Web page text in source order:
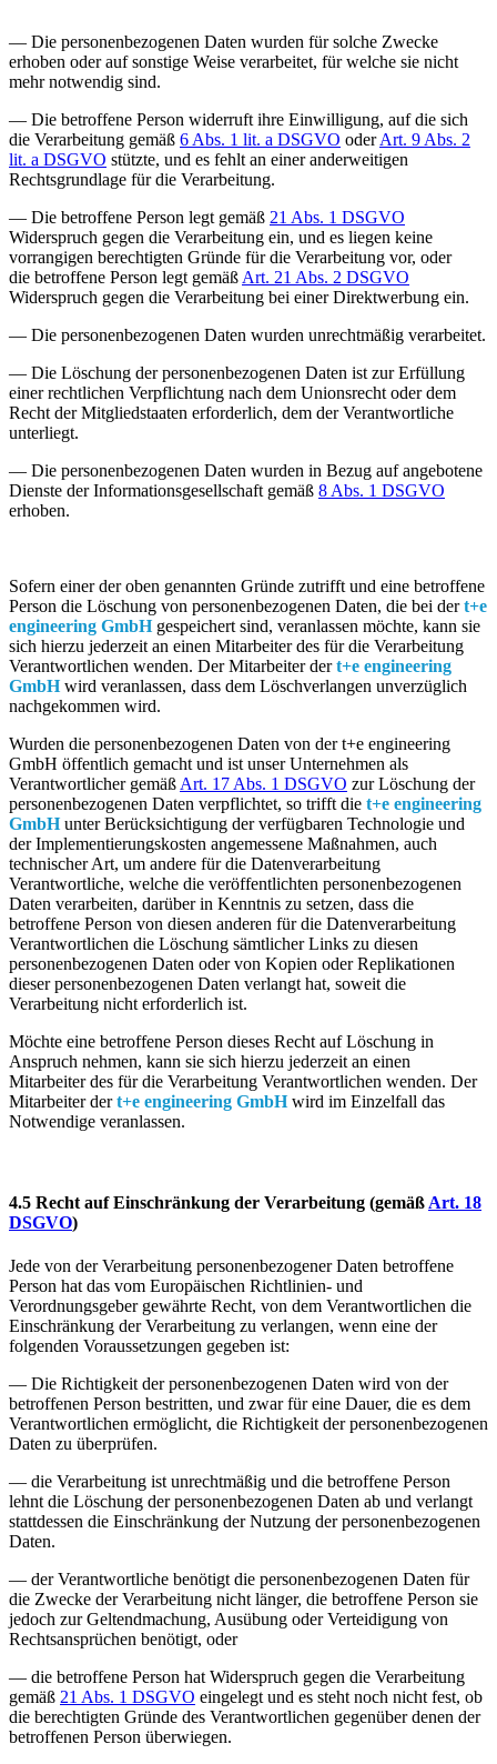
— Die personenbezogenen Daten wurden für solche Zwecke
erhoben oder auf sonstige Weise verarbeitet, für welche sie nicht
mehr notwendig sind.
— Die betroffene Person widerruft ihre Einwilligung, auf die sich
die Verarbeitung gemäß 6 Abs. 1 lit. a DSGVO oderArt. 9 Abs. 2
lit. a DSGVO stützte, und es fehlt an einer anderweitigen
Rechtsgrundlage für die Verarbeitung.
— Die betroffene Person legt gemäß 21 Abs. 1 DSGVO
Widerspruch gegen die Verarbeitung ein, und es liegen keine
vorrangigen berechtigten Gründe für die Verarbeitung vor, oder
die betroffene Person legt gemäß Art. 21 Abs. 2 DSGVO
Widerspruch gegen die Verarbeitung bei einer Direktwerbung ein.
— Die personenbezogenen Daten wurden unrechtmäßig verarbeitet.
— Die Löschung der personenbezogenen Daten ist zur Erfüllung
einer rechtlichen Verpflichtung nach dem Unionsrecht oder dem
Recht der Mitgliedstaaten erforderlich, dem der Verantwortliche
unterliegt.
— Die personenbezogenen Daten wurden in Bezug auf angebotene
Dienste der Informationsgesellschaft gemäß 8 Abs. 1 DSGVO
erhoben.
Sofern einer der oben genannten Gründe zutrifft und eine betroffene
Person die Löschung von personenbezogenen Daten, die bei dert+e
engineering GmbHgespeichert sind, veranlassen möchte, kann sie
sich hierzu jederzeit an einen Mitarbeiter des für die Verarbeitung
Verantwortlichen wenden. Der Mitarbeiter dert+e engineering
GmbHwird veranlassen, dass dem Löschverlangen unverzüglich
nachgekommen wird.
Wurden die personenbezogenen Daten von der t+e engineering
GmbH öffentlich gemacht und ist unser Unternehmen als
Verantwortlicher gemäß Art. 17 Abs. 1 DSGVO zur Löschung der
personenbezogenen Daten verpflichtet, so trifft die t+e engineering
GmbHunter Berücksichtigung der verfügbaren Technologie und
der Implementierungskosten angemessene Maßnahmen, auch
technischer Art, um andere für die Datenverarbeitung
Verantwortliche, welche die veröffentlichten personenbezogenen
Daten verarbeiten, darüber in Kenntnis zu setzen, dass die
betroffene Person von diesen anderen für die Datenverarbeitung
Verantwortlichen die Löschung sämtlicher Links zu diesen
personenbezogenen Daten oder von Kopien oder Replikationen
dieser personenbezogenen Daten verlangt hat, soweit die
Verarbeitung nicht erforderlich ist.
Möchte eine betroffene Person dieses Recht auf Löschung in
Anspruch nehmen, kann sie sich hierzu jederzeit an einen
Mitarbeiter des für die Verarbeitung Verantwortlichen wenden. Der
Mitarbeiter dert+e engineering GmbHwird im Einzelfall das
Notwendige veranlassen.
4.5 Recht auf Einschränkung der Verarbeitung (gemäß Art. 18
DSGVO)
Jede von der Verarbeitung personenbezogener Daten betroffene
Person hat das vom Europäischen Richtlinien- und
Verordnungsgeber gewährte Recht, von dem Verantwortlichen die
Einschränkung der Verarbeitung zu verlangen, wenn eine der
folgenden Voraussetzungen gegeben ist:
— Die Richtigkeit der personenbezogenen Daten wird von der
betroffenen Person bestritten, und zwar für eine Dauer, die es dem
Verantwortlichen ermöglicht, die Richtigkeit der personenbezogenen
Daten zu überprüfen.
— die Verarbeitung ist unrechtmäßig und die betroffene Person
lehnt die Löschung der personenbezogenen Daten ab und verlangt
stattdessen die Einschränkung der Nutzung der personenbezogenen
Daten.
— der Verantwortliche benötigt die personenbezogenen Daten für
die Zwecke der Verarbeitung nicht länger, die betroffene Person sie
jedoch zur Geltendmachung, Ausübung oder Verteidigung von
Rechtsansprüchen benötigt, oder
— die betroffene Person hat Widerspruch gegen die Verarbeitung
gemäß 21 Abs. 1 DSGVO eingelegt und es steht noch nicht fest, ob
die berechtigten Gründe des Verantwortlichen gegenüber denen der
betroffenen Person überwiegen.